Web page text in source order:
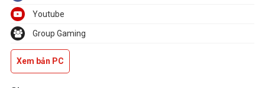
Youtube
Group Gaming
Xem bản PC